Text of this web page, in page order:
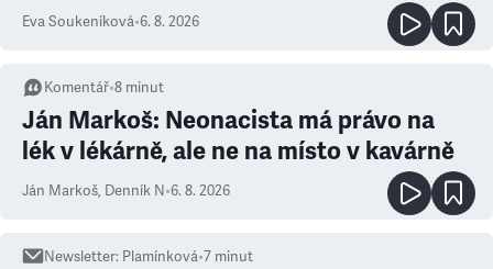
Eva Soukeníková•6. 8. 2026
Komentář•8 minut
Ján Markoš: Neonacista má právo na
lék v lékárně, ale ne na místo v kavárně
Ján Markoš, Denník N•6. 8. 2026
Newsletter: Plamínková•7 minut